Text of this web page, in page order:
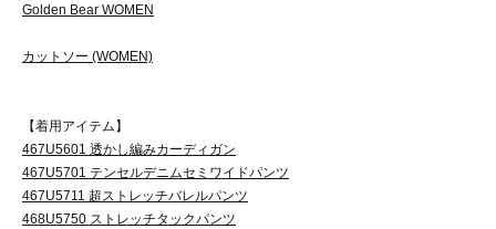
Golden Bear WOMEN
カットソー (WOMEN)
【着用アイテム】
467U5601 透かし編みカーディガン
467U5701 テンセルデニムセミワイドパンツ
467U5711 超ストレッチバレルパンツ
468U5750 ストレッチタックパンツ